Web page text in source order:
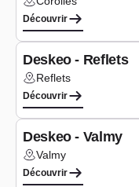
Lieu :
Découvrir
Deskeo - Reflets
Lieu :Reflets
Découvrir
Deskeo - Valmy
Lieu :Valmy
Découvrir